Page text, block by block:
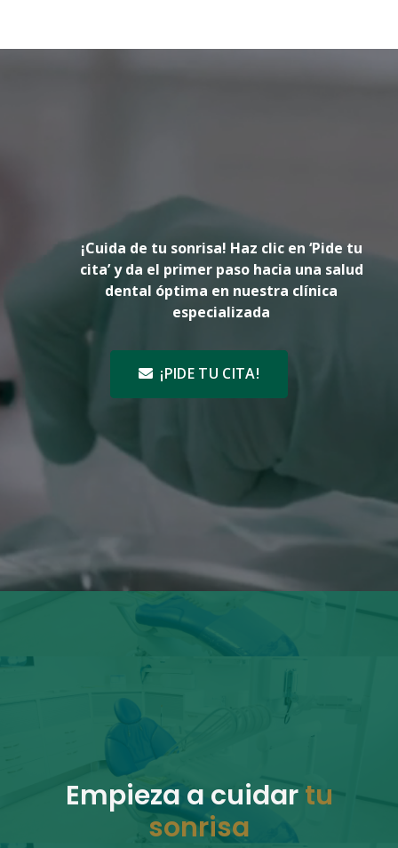
¡Cuida de tu sonrisa! Haz clic en ‘Pide tu
cita’ y da el primer paso hacia una salud
dental óptima en nuestra clínica
especializada
¡PIDE TU CITA!
Empieza a cuidar tu
sonrisa